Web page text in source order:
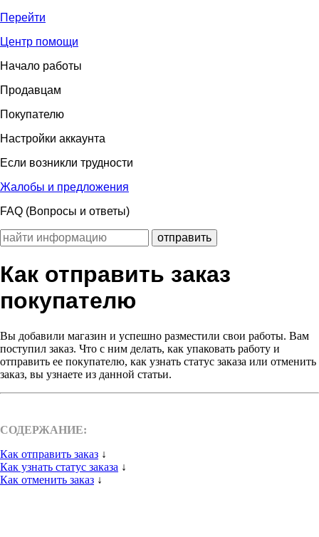
Перейти
Центр помощи
Начало работы
Продавцам
Покупателю
Настройки аккаунта
Если возникли трудности
Жалобы и предложения
FAQ (Вопросы и ответы)
Как отправить заказ
покупателю
Вы добавили магазин и успешно разместили свои работы. Вам
поступил заказ. Что с ним делать, как упаковать работу и
отправить ее покупателю, как узнать статус заказа или отменить
заказ, вы узнаете из данной статьи.
СОДЕРЖАНИЕ:
Как отправить заказ ↓
Как узнать статус заказа ↓
Как отменить заказ ↓